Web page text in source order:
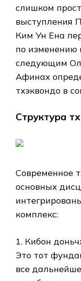
слишком
выступления
Ким Ун Ена
по изменению
следующим
Афинах
тхэквондо в
Структура
Современное
основных
комплекс:
1. Кибон
Это тот
все